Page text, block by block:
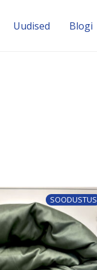
Uudised Blogi
SOODUSTUS